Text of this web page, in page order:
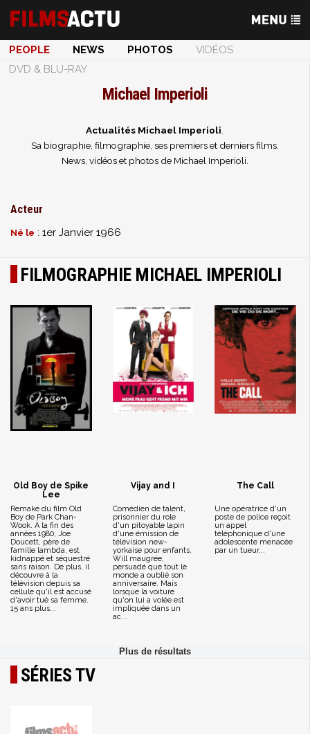
PEOPLE NEWS PHOTOS
VIDÉOS
DVD & BLU-RAY
Michael Imperioli
Actualités Michael Imperioli
Sa biographie, filmographie, ses premiers et derniers films.
News, vidéos et photos de Michael Imperioli.
Acteur
Né le : 1er Janvier 1966
FILMOGRAPHIE MICHAEL IMPERIOLI
Old Boy de Spike
Lee
Remake du film Old
Boy de Park Chan-
Wook. À la fin des
années 1980, Joe
Doucett, père de
famille lambda, est
kidnappé et séquestré
sans raison. De plus, il
découvre à la
télévision depuis sa
cellule qu'il est accusé
d'avoir tué sa femme.
15 ans plus...
Vijay and I
Comédien de talent,
prisonnier du role
d'un pitoyable lapin
d'une émission de
télévision new-
yorkaise pour enfants,
Will maugrée,
persuadé que tout le
monde a oublié son
anniversaire. Mais
lorsque la voiture
qu'on lui a volée est
impliquée dans un
ac...
The Call
Une opératrice d'un
poste de police reçoit
un appel
téléphonique d'une
adolescente menacée
par un tueur...
SÉRIES TV